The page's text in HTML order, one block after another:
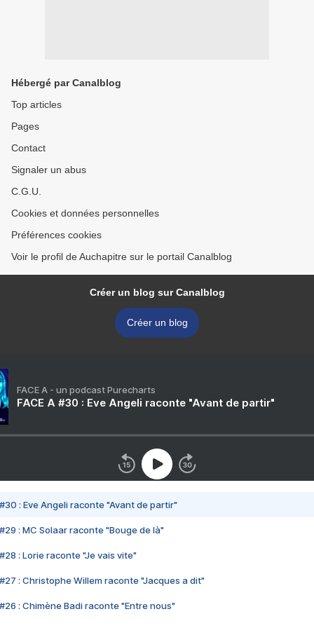
Hébergé par Canalblog
Top articles
Pages
Contact
Signaler un abus
C.G.U.
Cookies et données personnelles
Préférences cookies
Voir le profil de Auchapitre sur le portail Canalblog
Créer un blog sur Canalblog
Créer un blog
FACE A - un podcast Purecharts
FACE A #30 : Eve Angeli raconte "Avant de partir"
#30 : Eve Angeli raconte "Avant de partir"
#29 : MC Solaar raconte "Bouge de là"
#28 : Lorie raconte "Je vais vite"
#27 : Christophe Willem raconte "Jacques a dit"
#26 : Chimène Badi raconte "Entre nous"